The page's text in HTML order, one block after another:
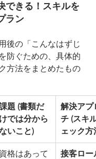
できる！スキルを
ラン
後の「こんなはずじ
防ぐための、具体的
方法をまとめたもの
題 (書類だ
けでは分から
いこと)
解決アプ
チ (スキル
ェック方
資格はあって
接客ロー